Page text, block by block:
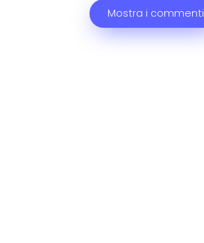
Mostra i commenti